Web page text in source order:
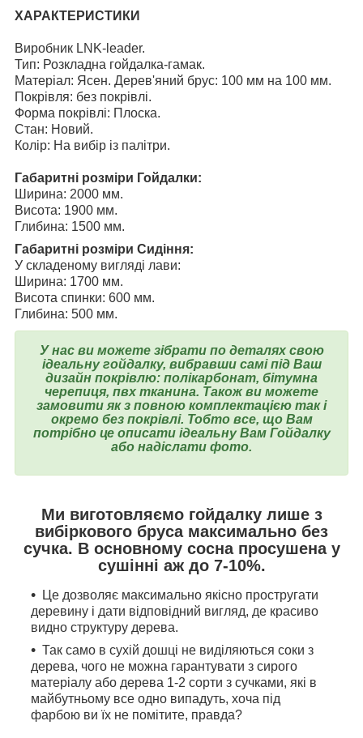
ХАРАКТЕРИСТИКИ
Виробник LNK-leader.
Тип: Розкладна гойдалка-гамак.
Матеріал: Ясен. Дерев'яний брус: 100 мм на 100 мм.
Покрівля: без покрівлі.
Форма покрівлі: Плоска.
Стан: Новий.
Колір: На вибір із палітри.
Габаритні розміри Гойдалки:
Ширина: 2000 мм.
Висота: 1900 мм.
Глибина: 1500 мм.
Габаритні розміри Сидіння:
У складеному вигляді лави:
Ширина: 1700 мм.
Висота спинки: 600 мм.
Глибина: 500 мм.
У нас ви можете зібрати по деталях свою
ідеальну гойдалку, вибравши самі під Ваш
дизайн покрівлю: полікарбонат, бітумна
черепиця, пвх тканина. Також ви можете
замовити як з повною комплектацією так і
окремо без покрівлі. Тобто все, що Вам
потрібно це описати ідеальну Вам Гойдалку
або надіслати фото.
Ми виготовляємо гойдалку лише з
вибіркового бруса максимально без
сучка. В основному сосна просушена у
сушінні аж до 7-10%.
Це дозволяє максимально якісно простругати
деревину і дати відповідний вигляд, де красиво
видно структуру дерева.
Так само в сухій дошці не виділяються соки з
дерева, чого не можна гарантувати з сирого
матеріалу або дерева 1-2 сорти з сучками, які в
майбутньому все одно випадуть, хоча під
фарбою ви їх не помітите, правда?